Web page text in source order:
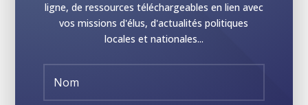
ligne, de ressources téléchargeables en lien avec
vos missions d'élus, d'actualités politiques
locales et nationales...